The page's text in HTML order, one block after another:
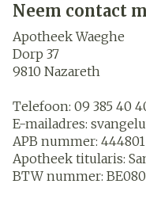
Neem contact
Apotheek Waeghe
Dorp 37
9810 Nazareth
Telefoon: 09 385 40
E-mailadres:
APB nummer: 444801
Apotheek titularis:
BTW nummer: